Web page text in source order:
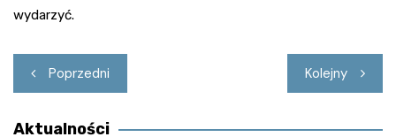
wydarzyć.
Nawigacja
wpisu
Poprzedni Kolejny
Aktualności